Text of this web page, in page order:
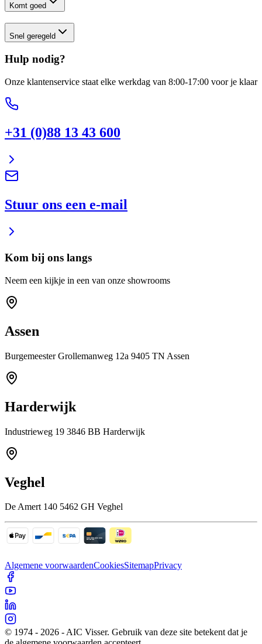
Komt goed
Snel geregeld
Hulp nodig?
Onze klantenservice staat elke werkdag van 8:00-17:00 voor je klaar
+31 (0)88 13 43 600
Stuur ons een e-mail
Kom bij ons langs
Neem een kijkje in een van onze showrooms
Assen
Burgemeester Grollemanweg 12a 9405 TN Assen
Harderwijk
Industrieweg 19 3846 BB Harderwijk
Veghel
De Amert 140 5462 GH Veghel
Algemene voorwaardenCookiesSitemapPrivacy
© 1974 - 2026 - AIC Visser. Gebruik van deze site betekent dat je